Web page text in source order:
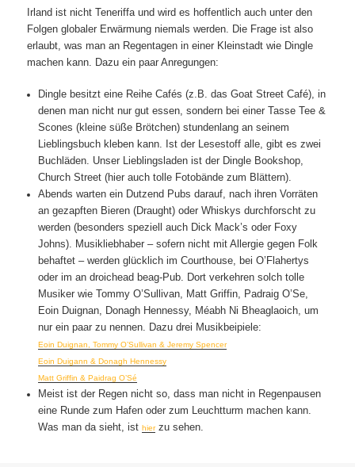
Irland ist nicht Teneriffa und wird es hoffentlich auch unter den
Folgen globaler Erwärmung niemals werden. Die Frage ist also
erlaubt, was man an Regentagen in einer Kleinstadt wie Dingle
machen kann. Dazu ein paar Anregungen:
Dingle besitzt eine Reihe Cafés (z.B. das Goat Street Café), in
denen man nicht nur gut essen, sondern bei einer Tasse Tee &
Scones (kleine süße Brötchen) stundenlang an seinem
Lieblingsbuch kleben kann. Ist der Lesestoff alle, gibt es zwei
Buchläden. Unser Lieblingsladen ist der Dingle Bookshop,
Church Street (hier auch tolle Fotobände zum Blättern).
Abends warten ein Dutzend Pubs darauf, nach ihren Vorräten
an gezapften Bieren (Draught) oder Whiskys durchforscht zu
werden (besonders speziell auch Dick Mack’s oder Foxy
Johns). Musikliebhaber – sofern nicht mit Allergie gegen Folk
behaftet – werden glücklich im Courthouse, bei O’Flahertys
oder im an droichead beag-Pub. Dort verkehren solch tolle
Musiker wie Tommy O’Sullivan, Matt Griffin, Padraig O’Se,
Eoin Duignan, Donagh Hennessy, Méabh Ni Bheaglaoich, um
nur ein paar zu nennen. Dazu drei Musikbeipiele:
Eoin Duignan, Tommy O’Sullivan & Jeremy Spencer
Eoin Duigann & Donagh Hennessy
Matt Griffin & Paidrag O’Sé
Meist ist der Regen nicht so, dass man nicht in Regenpausen
eine Runde zum Hafen oder zum Leuchtturm machen kann.
Was man da sieht, ist hierzu sehen.